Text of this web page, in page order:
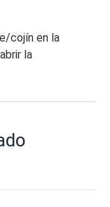
cojín en la
la